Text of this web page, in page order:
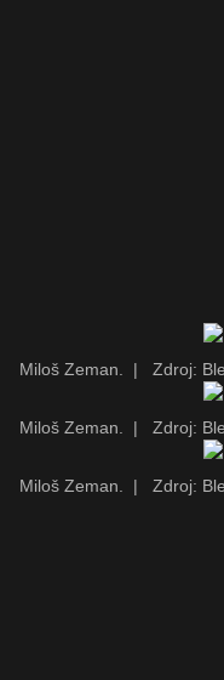
Miloš Zeman. | Zdroj:
Miloš Zeman. | Zdroj:
Miloš Zeman. | Zdroj: